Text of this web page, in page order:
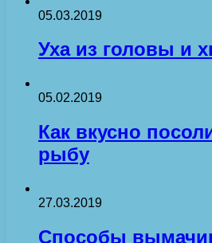
05.03.2019
Уха из головы и
05.02.2019
Как вкусно
рыбу
27.03.2019
Способы